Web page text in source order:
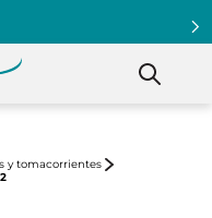
y tomacorrientes